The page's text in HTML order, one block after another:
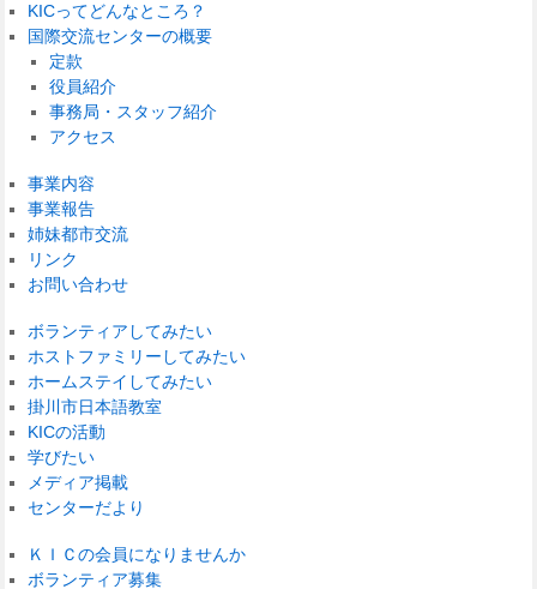
KICってどんなところ？
国際交流センターの概要
定款
役員紹介
事務局・スタッフ紹介
アクセス
事業内容
事業報告
姉妹都市交流
リンク
お問い合わせ
ボランティアしてみたい
ホストファミリーしてみたい
ホームステイしてみたい
掛川市日本語教室
KICの活動
学びたい
メディア掲載
センターだより
ＫＩＣの会員になりませんか
ボランティア募集